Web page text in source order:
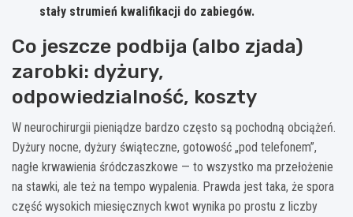
stały strumień kwalifikacji do zabiegów.
Co jeszcze podbija (albo zjada)
zarobki: dyżury,
odpowiedzialność, koszty
W neurochirurgii pieniądze bardzo często są pochodną obciążeń.
Dyżury nocne, dyżury świąteczne, gotowość „pod telefonem”,
nagłe krwawienia śródczaszkowe — to wszystko ma przełożenie
na stawki, ale też na tempo wypalenia. Prawda jest taka, że spora
część wysokich miesięcznych kwot wynika po prostu z liczby